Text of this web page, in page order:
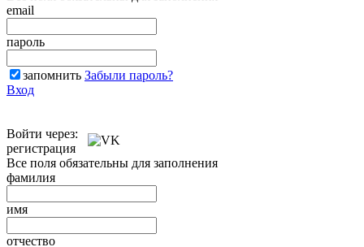
email
пароль
запомнить Забыли пароль?
Вход
Войти через:
регистрация
Все поля обязательны для заполнения
фамилия
имя
отчество